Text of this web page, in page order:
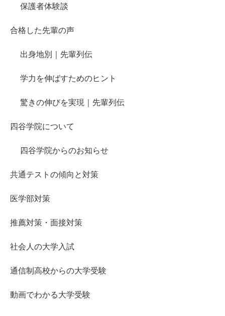
保護者体験談
合格した先輩の声
出身地別｜先輩列伝
学力を伸ばすためのヒント
驚きの伸びを実現｜先輩列伝
四谷学院について
四谷学院からのお知らせ
共通テストの傾向と対策
医学部対策
推薦対策・面接対策
社会人の大学入試
通信制高校からの大学受験
動画でわかる大学受験